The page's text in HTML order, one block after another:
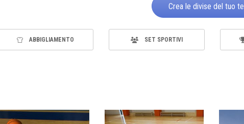
Crea le divise del tuo
ABBIGLIAMENTO SET SPORTIVI